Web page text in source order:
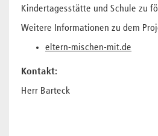
Kindertagesstätte und Schule zu
Weitere Informationen zu dem
eltern-mischen-mit.de
Kontakt:
Herr Barteck